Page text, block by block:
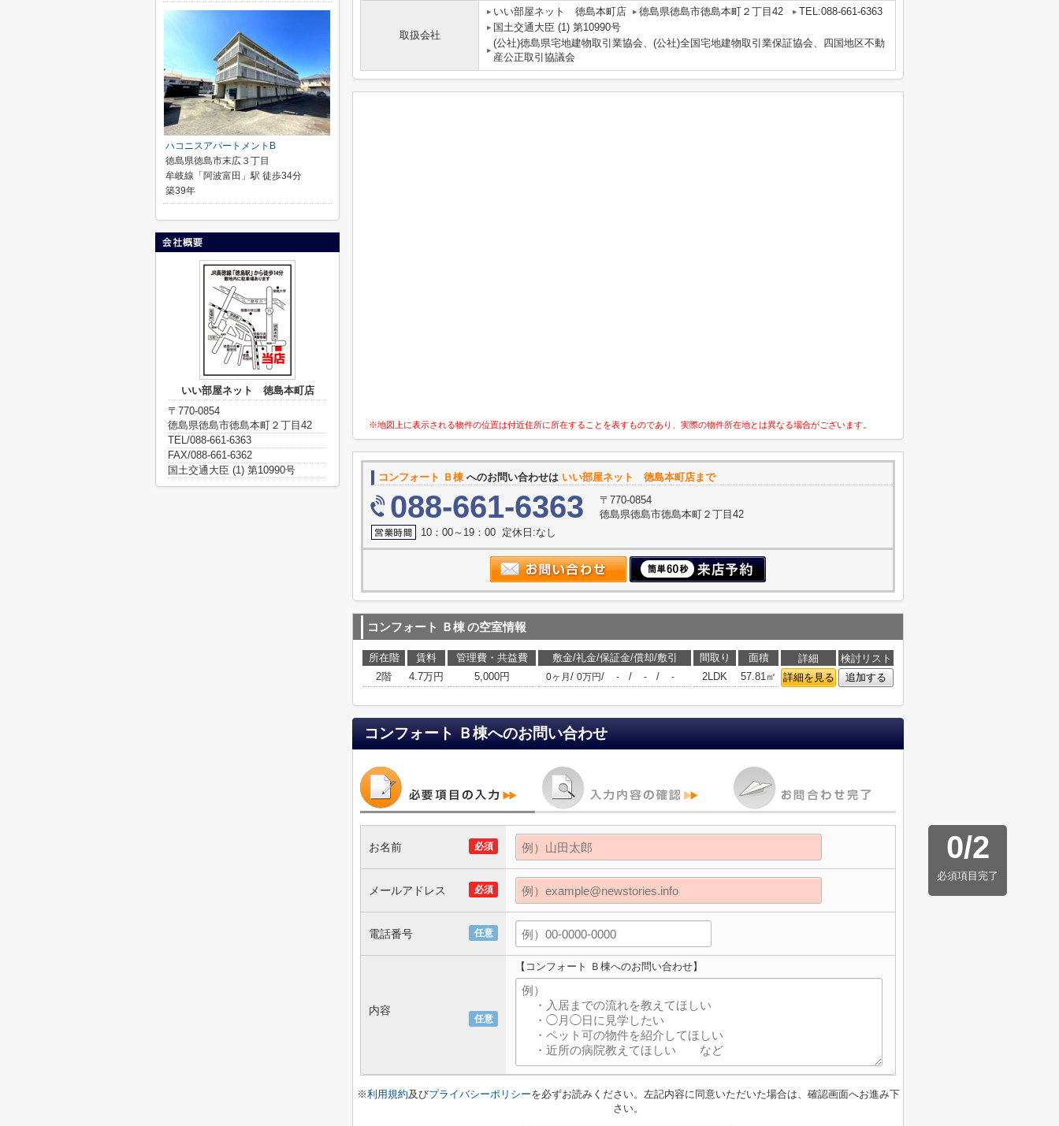
取扱会社
いい部屋ネット 徳島本町店 徳島県徳島市徳島本町２丁目42
TEL:088-661-6363
国土交通大臣 (1) 第10990号
(公社)徳島県宅地建物取引業協会、(公社)全国宅地建物取引業保証協会、四国地区不動
産公正取引協議会
※地図上に表示される物件の位置は付近住所に所在することを表すものであり、実際の物件所在地とは異なる場合がございます。
コンフォート Ｂ棟 へのお問い合わせは いい部屋ネット 徳島本町店まで
088-661-6363
〒770-0854
徳島県徳島市徳島本町２丁目42
10：00～19：00 定休日:なし
コンフォート Ｂ棟の空室情報
所在階 賃料 管理費・共益費 敷金/礼金/保証金/償却/敷引 間取り 面積 詳細
検討リスト
2階
4.7万円 5,000円 0ヶ月 / 0万円/ - / - / - 2LDK 57.81㎡ 詳細を見る 追加する
コンフォート Ｂ棟へのお問い合わせ
0/2
必須項目完了
必須
お名前
必須
メールアドレス
任意
電話番号
任意
内容
【コンフォート Ｂ棟へのお問い合わせ】
※利用規約及びプライバシーポリシーを必ずお読みください。左記内容に同意いただいた場合は、確認画面へお進み下
さい。
ハコニスアパートメントB
徳島県徳島市末広３丁目
牟岐線「阿波富田」駅 徒歩34分
築39年
いい部屋ネット 徳島本町店
〒770-0854
徳島県徳島市徳島本町２丁目42
TEL/088-661-6363
FAX/088-661-6362
国土交通大臣 (1) 第10990号